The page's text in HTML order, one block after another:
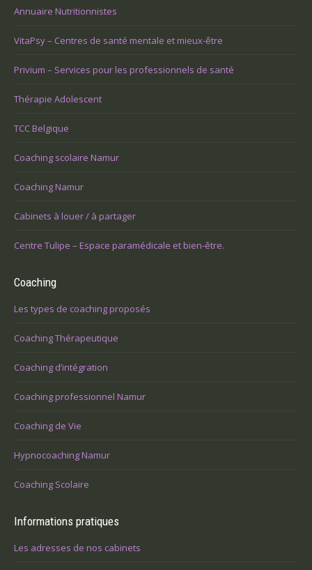
Annuaire Nutritionnistes
VitaPsy – Centres de santé mentale et mieux-être
Privium – Services pour les professionnels de santé
Thérapie Adolescent
TCC Belgique
Coaching scolaire Namur
Coaching Namur
Cabinets à louer / à partager
Centre Tulipe – Espace paramédicale et bien-être.
Coaching
Les types de coaching proposés
Coaching Thérapeutique
Coaching d’intégration
Coaching professionnel Namur
Coaching de Vie
Hypnocoaching Namur
Coaching Scolaire
Informations pratiques
Les adresses de nos cabinets